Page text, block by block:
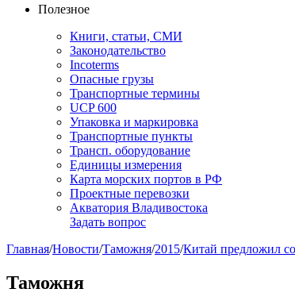
Полезное
Книги, статьи, СМИ
Законодательство
Incoterms
Опасные грузы
Транспортные термины
UCP 600
Упаковка и маркировка
Транспортные пункты
Трансп. оборудование
Единицы измерения
Карта морских портов в РФ
Проектные перевозки
Акватория Владивостока
Задать вопрос
Главная/Новости/Таможня/2015/Китай предложил
Таможня